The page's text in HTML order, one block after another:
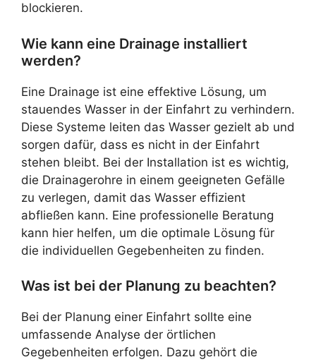
blockieren.
Wie kann eine Drainage installiert
werden?
Eine Drainage ist eine effektive Lösung, um
stauendes Wasser in der Einfahrt zu verhindern.
Diese Systeme leiten das Wasser gezielt ab und
sorgen dafür, dass es nicht in der Einfahrt
stehen bleibt. Bei der Installation ist es wichtig,
die Drainagerohre in einem geeigneten Gefälle
zu verlegen, damit das Wasser effizient
abfließen kann. Eine professionelle Beratung
kann hier helfen, um die optimale Lösung für
die individuellen Gegebenheiten zu finden.
Was ist bei der Planung zu beachten?
Bei der Planung einer Einfahrt sollte eine
umfassende Analyse der örtlichen
Gegebenheiten erfolgen. Dazu gehört die